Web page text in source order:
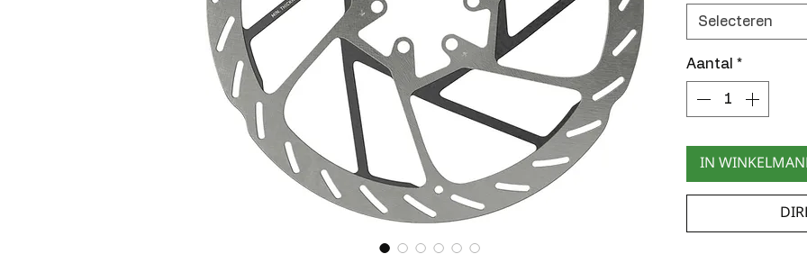
Selecteren
Aantal *
IN